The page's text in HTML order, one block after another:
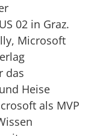
02 in Graz.
Microsoft
das
Heise
als MVP